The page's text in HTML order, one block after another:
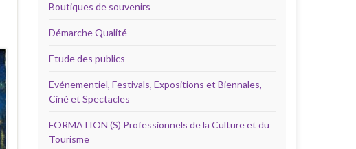
Boutiques de souvenirs
Démarche Qualité
Etude des publics
Evénementiel, Festivals, Expositions et Biennales,
Ciné et Spectacles
FORMATION (S) Professionnels de la Culture et du
Tourisme